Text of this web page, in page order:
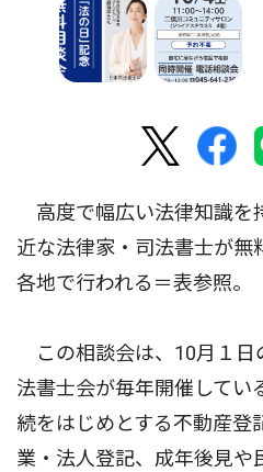
高度で幅広い法律知識を
近な法律家・司法書士が無
各地で行われる＝表参照。
この相談会は、10月１日
法書士会が毎年開催してい
続をはじめとする不動産登
業・法人登記、成年後見や